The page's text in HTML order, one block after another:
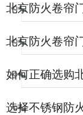
北京防火卷帘
北京防火卷帘
区别
如何正确选购
选择不锈钢防